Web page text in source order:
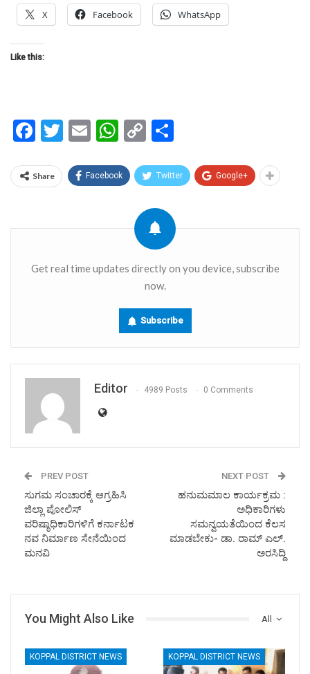
X Facebook WhatsApp
Like this:
Facebook
Twitter
EmailWhatsApp
Copy
Share Facebook Twitter Google+
Get real time updates directly on you device, subscribe
now.
Subscribe
Editor 4989 Posts 0 Comments
PREV POST
ಸುಗಮ ಸಂಚಾರಕ್ಕೆ ಆಗ್ರಹಿಸಿ
ಜಿಲ್ಲಾ ಪೋಲಿಸ್
ವರಿಷ್ಠಾಧಿಕಾರಿಗಳಿಗೆ ಕರ್ನಾಟಕ
ನವ ನಿರ್ಮಾಣ ಸೇನೆಯಿಂದ
ಮನವಿ
NEXT POST
ಹನುಮಮಾಲ ಕಾರ್ಯಕ್ರಮ :
ಅಧಿಕಾರಿಗಳು
ಸಮನ್ವಯತೆಯಿಂದ ಕೆಲಸ
ಮಾಡಬೇಕು- ಡಾ. ರಾಮ್ ಎಲ್.
ಅರಸಿದ್ದಿ
All
You Might Also Like
KOPPAL DISTRICT NEWS KOPPAL DISTRICT NEWS